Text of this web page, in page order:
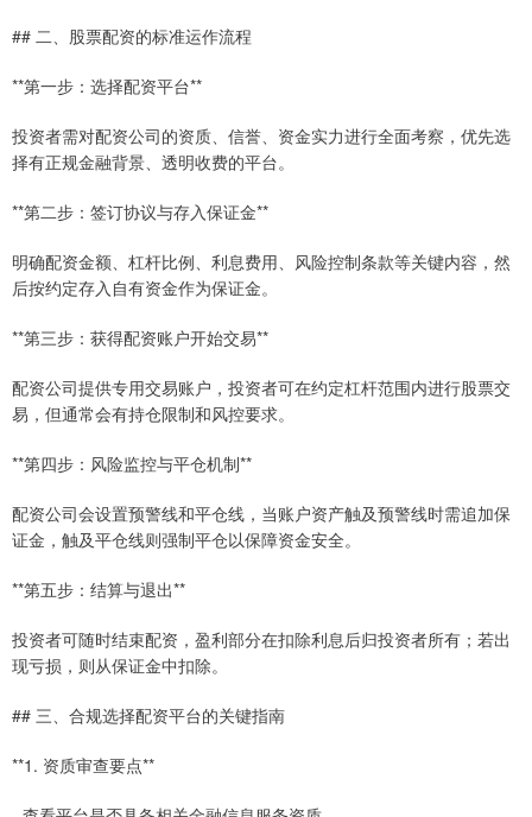
## 二、股票配资的标准运作流程
**第一步：选择配资平台**
投资者需对配资公司的资质、信誉、资金实力进行全面考察，优先选
择有正规金融背景、透明收费的平台。
**第二步：签订协议与存入保证金**
明确配资金额、杠杆比例、利息费用、风险控制条款等关键内容，然
后按约定存入自有资金作为保证金。
**第三步：获得配资账户开始交易**
配资公司提供专用交易账户，投资者可在约定杠杆范围内进行股票交
易，但通常会有持仓限制和风控要求。
**第四步：风险监控与平仓机制**
配资公司会设置预警线和平仓线，当账户资产触及预警线时需追加保
证金，触及平仓线则强制平仓以保障资金安全。
**第五步：结算与退出**
投资者可随时结束配资，盈利部分在扣除利息后归投资者所有；若出
现亏损，则从保证金中扣除。
## 三、合规选择配资平台的关键指南
**1. 资质审查要点**